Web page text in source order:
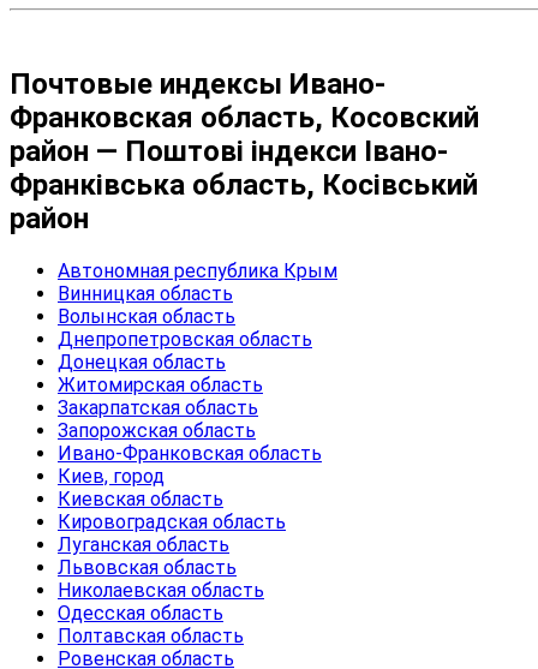
Почтовые индексы Ивано-
Франковская область, Косовский
район — Поштові індекси Івано-
Франківська область, Косівський
район
Автономная республика Крым
Винницкая область
Волынская область
Днепропетровская область
Донецкая область
Житомирская область
Закарпатская область
Запорожская область
Ивано-Франковская область
Киев, город
Киевская область
Кировоградская область
Луганская область
Львовская область
Николаевская область
Одесская область
Полтавская область
Ровенская область